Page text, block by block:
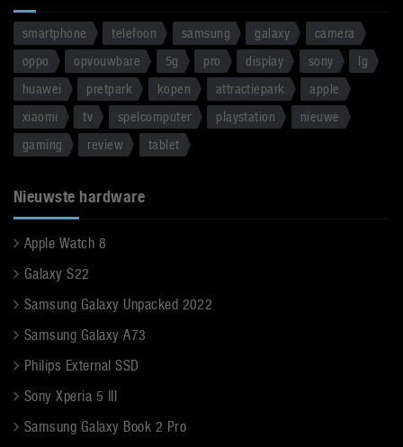
smartphone telefoon samsung galaxy
camera
oppo
opvouwbare 5g pro display sony
lg
huawei
pretpark kopen attractiepark
apple
xiaomi
tv spelcomputer playstation
nieuwe
gaming
review tablet
Nieuwste hardware
Apple Watch 8
Galaxy S22
Samsung Galaxy Unpacked 2022
Samsung Galaxy A73
Philips External SSD
Sony Xperia 5 III
Samsung Galaxy Book 2 Pro